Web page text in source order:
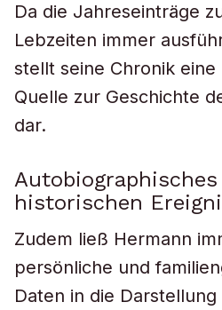
Da die Jahreseinträge
Lebzeiten immer
stellt seine Chronik
Quelle zur Geschichte
dar.
historischen
Zudem ließ Hermann
persönliche und
Daten in die